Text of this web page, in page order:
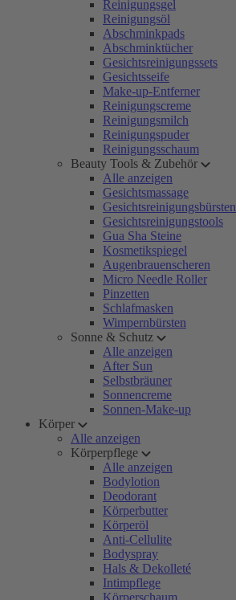
Reinigungsgel
Reinigungsöl
Abschminkpads
Abschminktücher
Gesichtsreinigungssets
Gesichtsseife
Make-up-Entferner
Reinigungscreme
Reinigungsmilch
Reinigungspuder
Reinigungsschaum
Beauty Tools & Zubehör
Alle anzeigen
Gesichtsmassage
Gesichtsreinigungsbürsten
Gesichtsreinigungstools
Gua Sha Steine
Kosmetikspiegel
Augenbrauenscheren
Micro Needle Roller
Pinzetten
Schlafmasken
Wimpernbürsten
Sonne & Schutz
Alle anzeigen
After Sun
Selbstbräuner
Sonnencreme
Sonnen-Make-up
Körper
Alle anzeigen
Körperpflege
Alle anzeigen
Bodylotion
Deodorant
Körperbutter
Körperöl
Anti-Cellulite
Bodyspray
Hals & Dekolleté
Intimpflege
Körperschaum